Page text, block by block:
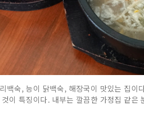
백숙, 능이 닭백숙, 해장국이 맛있는 집
이 특징이다. 내부는 깔끔한 가정집 같